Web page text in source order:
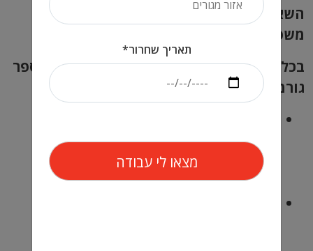
השאלה ששאלת מורכבת ומחייבת התייחסות
משפטית ומקצועית מעמיקה.
בכל הנוגע לזכויותיהם של חטופים, קיימים מספר
גורמים שיש לקחת בחשבון:
החטיפה:לכל מדינה יש חוקים
משלה בנוגע לחטיפות, זכויות
הקורבן, והטבות שניתנות לו.
תאריך שחרור*